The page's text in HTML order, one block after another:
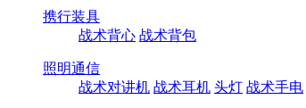
携行装具
战术背心 战术背包
照明通信
战术对讲机 战术耳机 头灯 战术手电